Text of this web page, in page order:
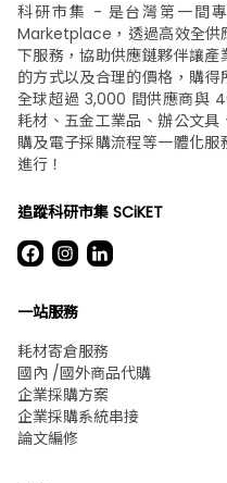
科研市集 - 是台灣第一間
Marketplace，透過高效全供
下服務，協助供應鏈夥伴讓
的方式以及合理的價格，購
全球超過 3,000 間供應商與
耗材、五金工業品、辦公文
購及電子採購流程等一體化
進行！
追蹤科研市集 SCiKET
一站服務
耗材寄倉服務
國內 /國外商品代購
企業採購方案
企業採購系統串接
論文編修